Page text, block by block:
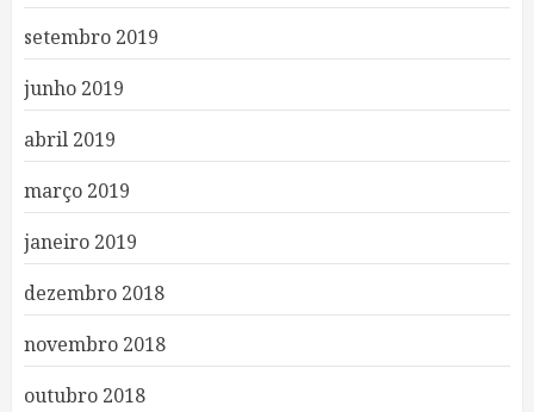
setembro 2019
junho 2019
abril 2019
março 2019
janeiro 2019
dezembro 2018
novembro 2018
outubro 2018